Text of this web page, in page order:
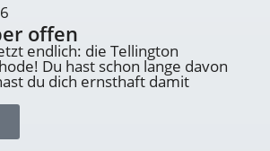
offen
endlich: die Tellington
Du hast schon lange davon
du dich ernsthaft damit